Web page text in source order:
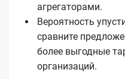
агрегаторами.
Вероятность
сравните
более выгодные
организаций.